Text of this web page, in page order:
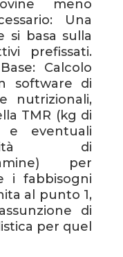
meno
Una
si basa sulla
prefissati.
Calcolo
software di
nutrizionali,
TMR (kg di
e eventuali
di
per
i fabbisogni
al punto 1,
di
per quel